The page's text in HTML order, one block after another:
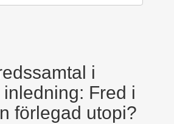
i
Fred i
förlegad utopi?